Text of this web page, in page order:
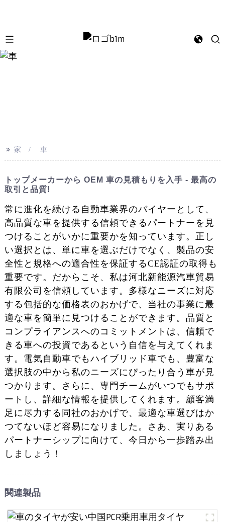
>> 家 車
トップメーカーから OEM 車の見積もりを入手 - 最高の
取引と品質!
常に進化を続ける自動車業界のバイヤーとして、
高品質な車を提供する信頼できるパートナーを見
つけることがいかに重要かを知っています。正し
い選択とは、単に車を選ぶだけでなく、製品の安
全性と規格への適合性を保証するCE認証の取得も
重要です。だからこそ、私は河北新能源汽車貿易
有限公司を信頼しています。多様なニーズに対応
する包括的な価格表のおかげで、当社の事業に最
適な車を簡単に見つけることができます。品質と
コンプライアンスへのコミットメントは、信頼で
きる車への投資であるという自信を与えてくれま
す。電気自動車でもハイブリッド車でも、豊富な
選択肢の中から私のニーズにぴったり合う車が見
つかります。さらに、専門チームがいつでもサポ
ートし、詳細な情報を提供してくれます。顧客満
足に尽力する同社のおかげで、最適な車選びはか
つてないほど容易になりました。さあ、実りある
パートナーシップに向けて、今日から一歩踏み出
しましょう！
関連製品